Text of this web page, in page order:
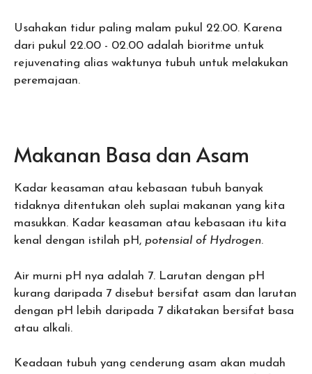
Usahakan tidur paling malam pukul 22.00. Karena
dari pukul 22.00 - 02.00 adalah bioritme untuk
rejuvenating alias waktunya tubuh untuk melakukan
peremajaan.
Makanan Basa dan Asam
Kadar keasaman atau kebasaan tubuh banyak
tidaknya ditentukan oleh suplai makanan yang kita
masukkan. Kadar keasaman atau kebasaan itu kita
kenal dengan istilah pH, potensial of Hydrogen.
Air murni pH nya adalah 7. Larutan dengan pH
kurang daripada 7 disebut bersifat asam dan larutan
dengan pH lebih daripada 7 dikatakan bersifat basa
atau alkali.
Keadaan tubuh yang cenderung asam akan mudah